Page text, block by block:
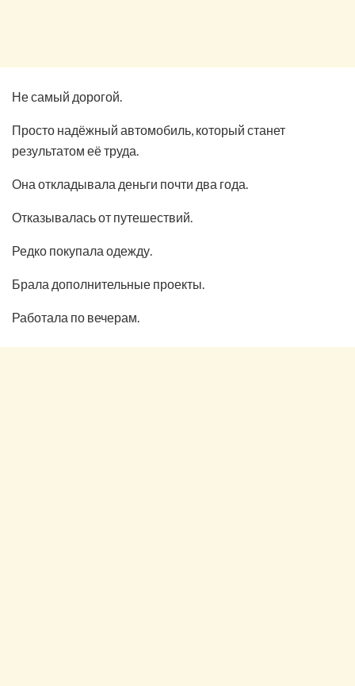
Не самый дорогой.
Просто надёжный автомобиль, который станет
результатом её труда.
Она откладывала деньги почти два года.
Отказывалась от путешествий.
Редко покупала одежду.
Брала дополнительные проекты.
Работала по вечерам.